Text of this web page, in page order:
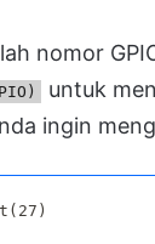
nomor
untuk
ingin